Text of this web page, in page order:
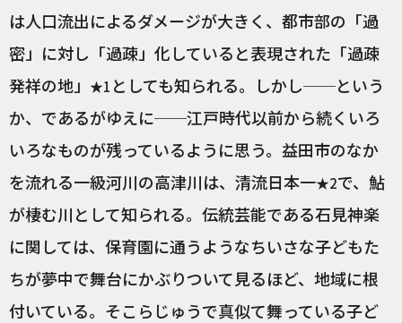
は人口流出によるダメージが大きく、都市部の「過
密」に対し「過疎」化していると表現された「過疎
発祥の地」 ★1 としても知られる。しかし──という
か、であるがゆえに──江戸時代以前から続くいろ
いろなものが残っているように思う。益田市のなか
を流れる一級河川の高津川は、清流日本一★2で、鮎
が棲む川として知られる。伝統芸能である石見神楽
に関しては、保育園に通うようなちいさな子どもた
ちが夢中で舞台にかぶりついて見るほど、地域に根
付いている。そこらじゅうで真似て舞っている子ど